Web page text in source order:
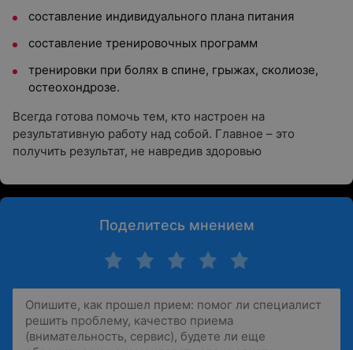
составление индивидуального плана питания
составление тренировочных программ
тренировки при болях в спине, грыжах, сколиозе,
остеохондрозе.
Всегда готова помочь тем, кто настроен на
результативную работу над собой. Главное – это
получить результат, не навредив здоровью
Поделитесь мнением